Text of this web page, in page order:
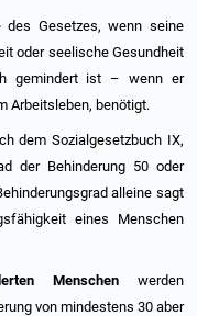
Gesetzes, wenn seine
oder seelische Gesundheit
gemindert ist – wenn er
Arbeitsleben, benötigt.
dem Sozialgesetzbuch IX,
der Behinderung 50 oder
alleine sagt
eines Menschen
Menschen werden
von mindestens 30 aber